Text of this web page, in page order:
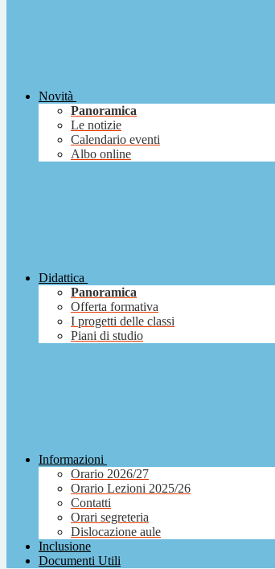
Novità
Panoramica
Le notizie
Calendario eventi
Albo online
Didattica
Panoramica
Offerta formativa
I progetti delle classi
Piani di studio
Informazioni
Orario 2026/27
Orario Lezioni 2025/26
Contatti
Orari segreteria
Dislocazione aule
Inclusione
Documenti Utili